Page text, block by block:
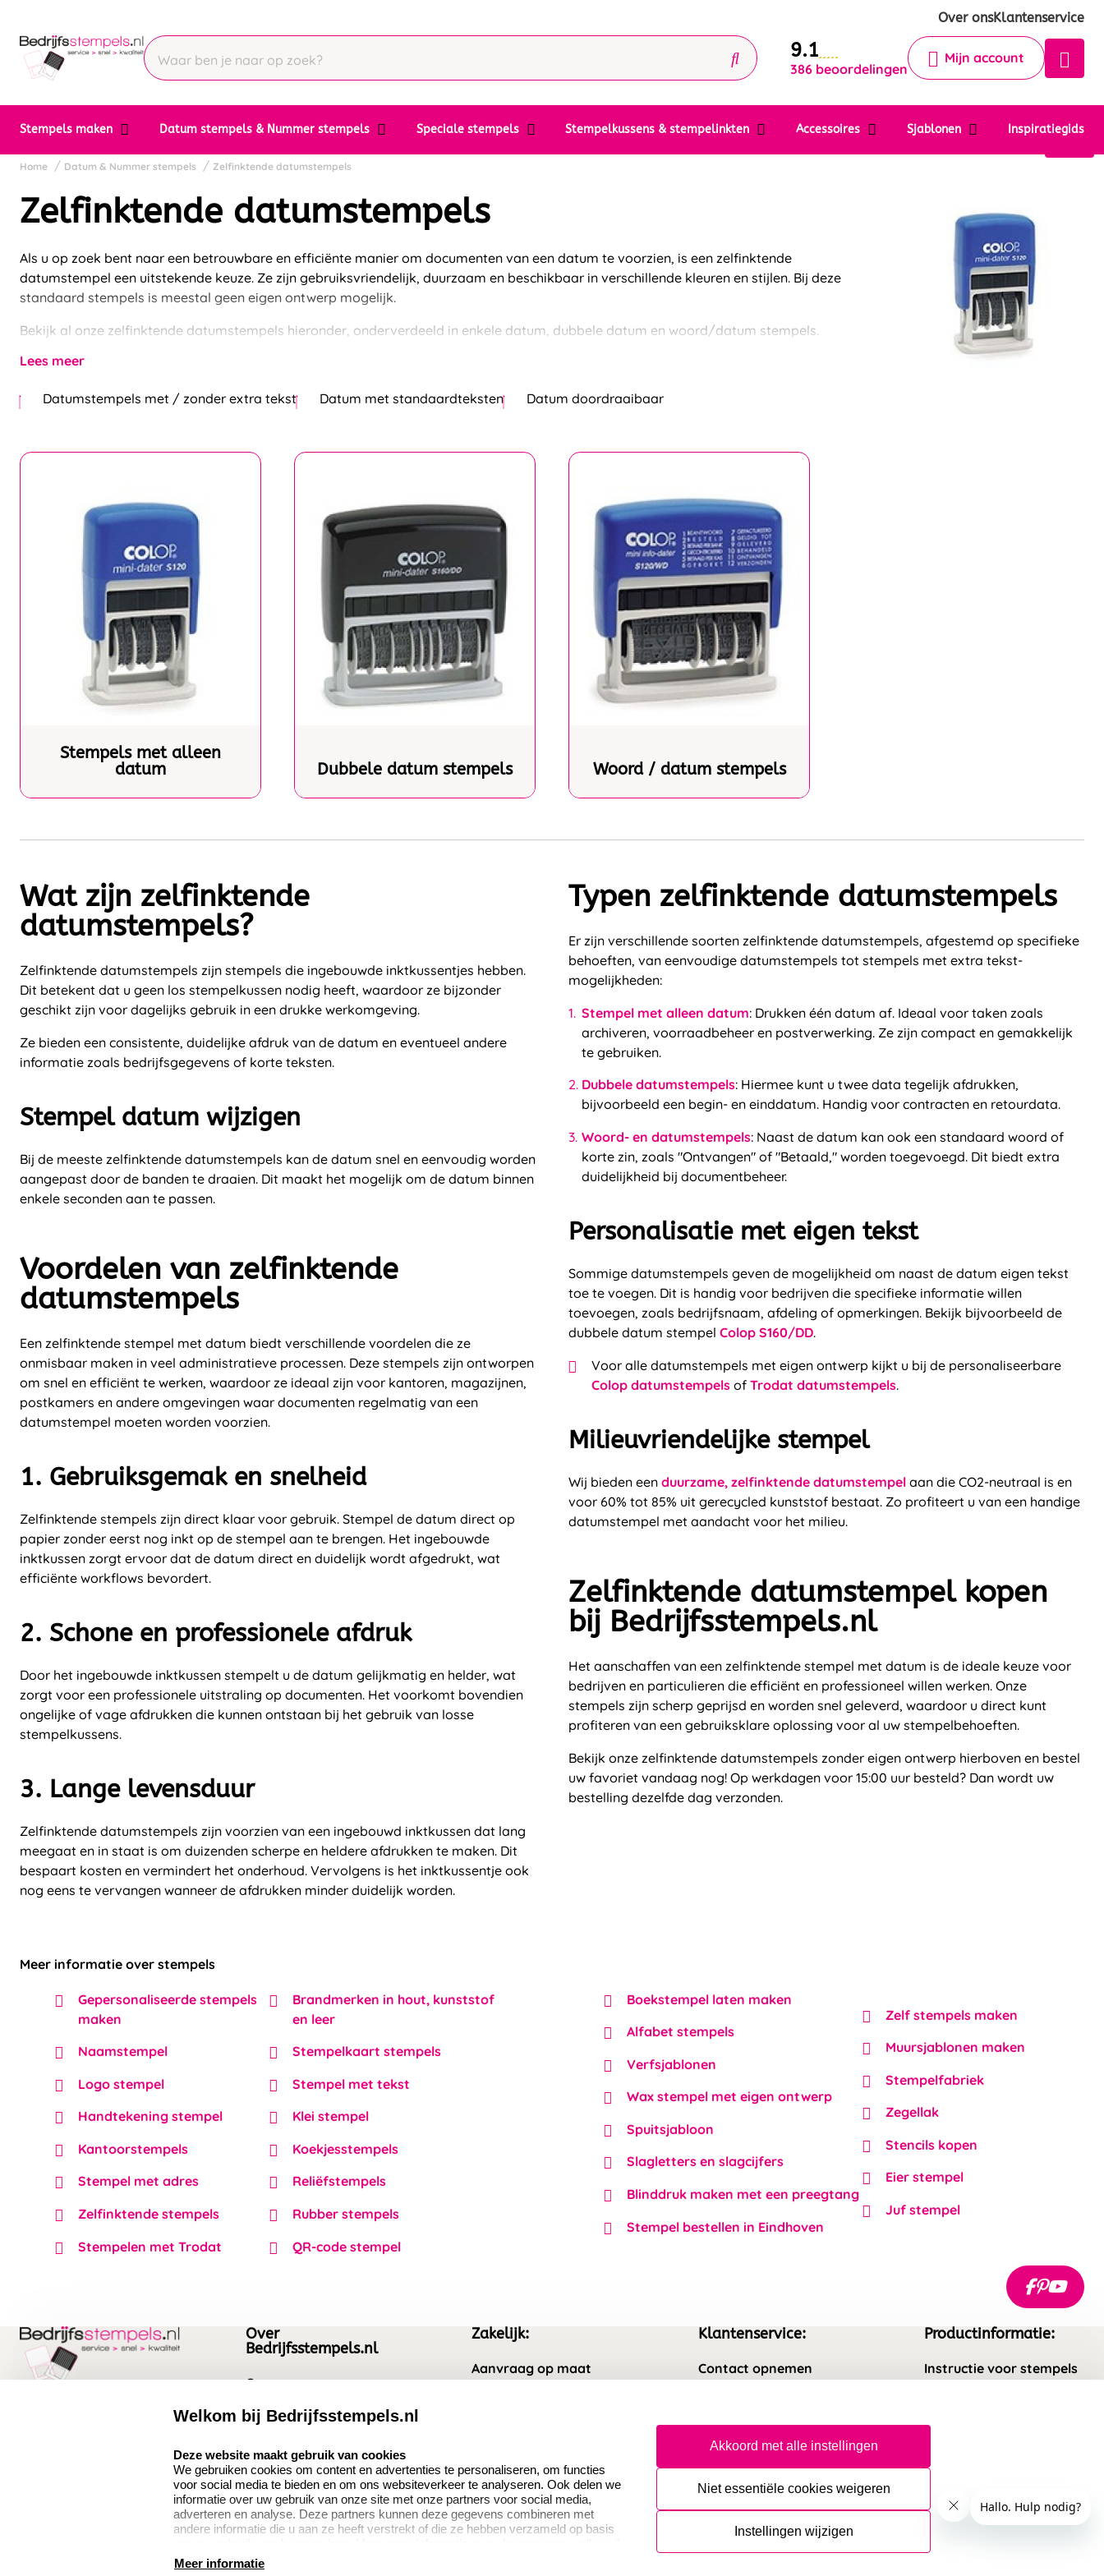
Over onsKlantenservice
9.1
386 beoordelingen
Mijn account
Stempels maken Datum stempels & Nummer stempels Speciale stempels Stempelkussens & stempelinkten Accessoires Sjablonen Inspiratiegids
Krijg een antwoord op uw vraag
Chat 24/7 met onze chatbot voor
Contact
Home Datum & Nummer stempels Zelfinktende datumstempels
Zelfinktende datumstempels
Als u op zoek bent naar een betrouwbare en efficiënte manier om documenten van een datum te voorzien, is een zelfinktende
datumstempel een uitstekende keuze. Ze zijn gebruiksvriendelijk, duurzaam en beschikbaar in verschillende kleuren en stijlen. Bij deze
standaard stempels is meestal geen eigen ontwerp mogelijk.
Bekijk al onze zelfinktende datumstempels hieronder, onderverdeeld in enkele datum, dubbele datum en woord/datum stempels.
Lees meer
Datumstempels met / zonder extra tekst Datum met standaardteksten Datum doordraaibaar
Stempels met alleen
datum
Dubbele datum stempels Woord / datum stempels
Wat zijn zelfinktende
datumstempels?
Zelfinktende datumstempels zijn stempels die ingebouwde inktkussentjes hebben.
Dit betekent dat u geen los stempelkussen nodig heeft, waardoor ze bijzonder
geschikt zijn voor dagelijks gebruik in een drukke werkomgeving.
Ze bieden een consistente, duidelijke afdruk van de datum en eventueel andere
informatie zoals bedrijfsgegevens of korte teksten.
Stempel datum wijzigen
Bij de meeste zelfinktende datumstempels kan de datum snel en eenvoudig worden
aangepast door de banden te draaien. Dit maakt het mogelijk om de datum binnen
enkele seconden aan te passen.
Voordelen van zelfinktende
datumstempels
Een zelfinktende stempel met datum biedt verschillende voordelen die ze
onmisbaar maken in veel administratieve processen. Deze stempels zijn ontworpen
om snel en efficiënt te werken, waardoor ze ideaal zijn voor kantoren, magazijnen,
postkamers en andere omgevingen waar documenten regelmatig van een
datumstempel moeten worden voorzien.
1. Gebruiksgemak en snelheid
Zelfinktende stempels zijn direct klaar voor gebruik. Stempel de datum direct op
papier zonder eerst nog inkt op de stempel aan te brengen. Het ingebouwde
inktkussen zorgt ervoor dat de datum direct en duidelijk wordt afgedrukt, wat
efficiënte workflows bevordert.
2. Schone en professionele afdruk
Door het ingebouwde inktkussen stempelt u de datum gelijkmatig en helder, wat
zorgt voor een professionele uitstraling op documenten. Het voorkomt bovendien
ongelijke of vage afdrukken die kunnen ontstaan bij het gebruik van losse
stempelkussens.
3. Lange levensduur
Zelfinktende datumstempels zijn voorzien van een ingebouwd inktkussen dat lang
meegaat en in staat is om duizenden scherpe en heldere afdrukken te maken. Dit
bespaart kosten en vermindert het onderhoud. Vervolgens is het inktkussentje ook
nog eens te vervangen wanneer de afdrukken minder duidelijk worden.
Typen zelfinktende datumstempels
Er zijn verschillende soorten zelfinktende datumstempels, afgestemd op specifieke
behoeften, van eenvoudige datumstempels tot stempels met extra tekst-
mogelijkheden:
Stempel met alleen datum: Drukken één datum af. Ideaal voor taken zoals
archiveren, voorraadbeheer en postverwerking. Ze zijn compact en gemakkelijk
te gebruiken.
Dubbele datumstempels: Hiermee kunt u twee data tegelijk afdrukken,
bijvoorbeeld een begin- en einddatum. Handig voor contracten en retourdata.
Woord- en datumstempels: Naast de datum kan ook een standaard woord of
korte zin, zoals "Ontvangen" of "Betaald," worden toegevoegd. Dit biedt extra
duidelijkheid bij documentbeheer.
Personalisatie met eigen tekst
Sommige datumstempels geven de mogelijkheid om naast de datum eigen tekst
toe te voegen. Dit is handig voor bedrijven die specifieke informatie willen
toevoegen, zoals bedrijfsnaam, afdeling of opmerkingen. Bekijk bijvoorbeeld de
dubbele datum stempel Colop S160/DD.
Voor alle datumstempels met eigen ontwerp kijkt u bij de personaliseerbare
Colop datumstempels of Trodat datumstempels.
Milieuvriendelijke stempel
Wij bieden een duurzame, zelfinktende datumstempel aan die CO2-neutraal is en
voor 60% tot 85% uit gerecycled kunststof bestaat. Zo profiteert u van een handige
datumstempel met aandacht voor het milieu.
Zelfinktende datumstempel kopen
bij Bedrijfsstempels.nl
Het aanschaffen van een zelfinktende stempel met datum is de ideale keuze voor
bedrijven en particulieren die efficiënt en professioneel willen werken. Onze
stempels zijn scherp geprijsd en worden snel geleverd, waardoor u direct kunt
profiteren van een gebruiksklare oplossing voor al uw stempelbehoeften.
Bekijk onze zelfinktende datumstempels zonder eigen ontwerp hierboven en bestel
uw favoriet vandaag nog! Op werkdagen voor 15:00 uur besteld? Dan wordt uw
bestelling dezelfde dag verzonden.
Meer informatie over stempels
Gepersonaliseerde stempels
maken
Naamstempel
Logo stempel
Handtekening stempel
Kantoorstempels
Stempel met adres
Zelfinktende stempels
Stempelen met Trodat
Brandmerken in hout, kunststof
en leer
Stempelkaart stempels
Stempel met tekst
Klei stempel
Koekjesstempels
Reliëfstempels
Rubber stempels
QR-code stempel
Boekstempel laten maken
Alfabet stempels
Verfsjablonen
Wax stempel met eigen ontwerp
Spuitsjabloon
Slagletters en slagcijfers
Blinddruk maken met een preegtang
Stempel bestellen in Eindhoven
Zelf stempels maken
Muursjablonen maken
Stempelfabriek
Zegellak
Stencils kopen
Eier stempel
Juf stempel
Over
Bedrijfsstempels.nl
Over ons
Bedrijfsgegevens
Zakelijk:
Aanvraag op maat
Klantenservice:
Contact opnemen
Retourneren
Productinformatie:
Instructie voor stempels
Safety Sheets
Welkom bij Bedrijfsstempels.nl
Deze website maakt gebruik van cookies
We gebruiken cookies om content en advertenties te personaliseren, om functies
voor social media te bieden en om ons websiteverkeer te analyseren. Ook delen we
informatie over uw gebruik van onze site met onze partners voor social media,
adverteren en analyse. Deze partners kunnen deze gegevens combineren met
andere informatie die u aan ze heeft verstrekt of die ze hebben verzameld op basis
verzamelen verwijzen wij u graag door naar ons privacy statement.
Meer informatie
Akkoord met alle instellingen
Niet essentiële cookies weigeren
Instellingen wijzigen